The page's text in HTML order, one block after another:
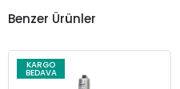
Benzer Ürünler
KARGO
BEDAVA